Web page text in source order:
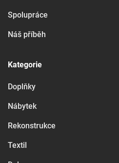
Spolupráce
Náš příběh
Kategorie
Doplňky
Nábytek
Rekonstrukce
Textil